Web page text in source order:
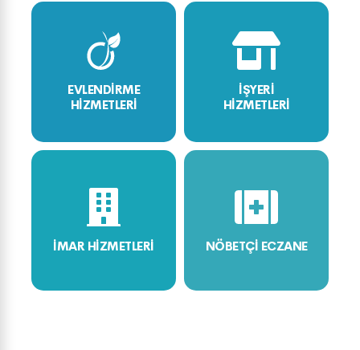
EVLENDİRME
HİZMETLERİ
İŞYERİ
HİZMETLERİ
İMAR HİZMETLERİ NÖBETÇİ ECZANE